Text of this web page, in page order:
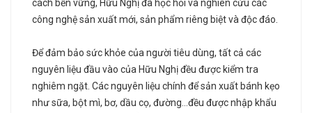
cách bền vững, Hữu Nghị đã học hỏi và nghiên cứu các
công nghệ sản xuất mới, sản phẩm riêng biệt và độc đáo.
Để đảm bảo sức khỏe của người tiêu dùng, tất cả các
nguyên liệu đầu vào của Hữu Nghị đều được kiểm tra
nghiêm ngặt. Các nguyên liệu chính để sản xuất bánh kẹo
như sữa, bột mì, bơ, dầu cọ, đường...đều được nhập khẩu